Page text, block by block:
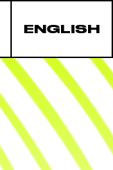
ENGLISH